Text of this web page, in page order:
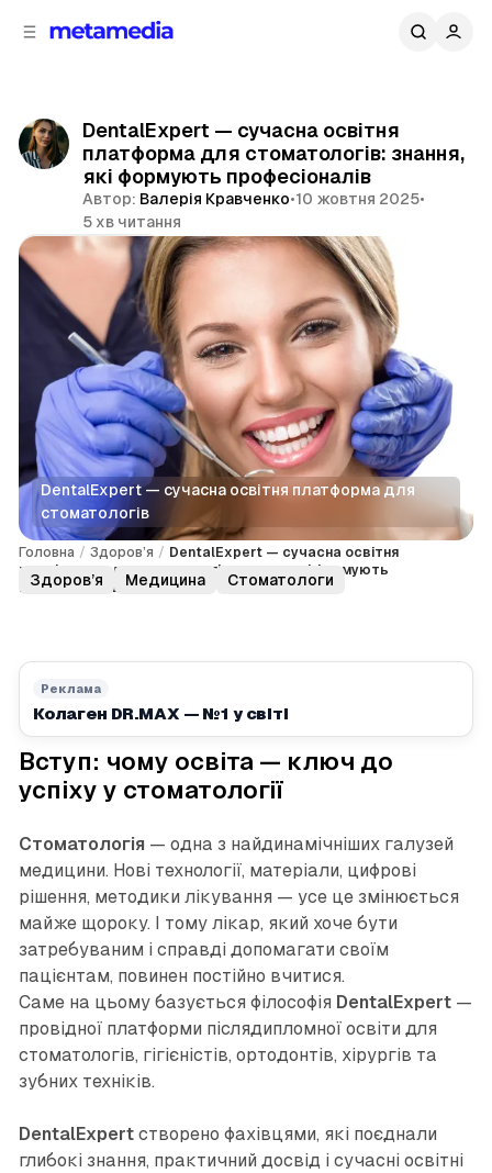
DentalExpert — сучасна освітня
платформа для стоматологів: знання,
які формують професіоналів
Автор: Валерія Кравченко•10 жовтня 2025•
5 хв читання
Поділитися
DentalExpert — сучасна освітня платформа для
стоматологів
Головна / Здоров’я / DentalExpert — сучасна освітня
платформа для стоматологів: знання, які формують
професіоналів
Реклама
Колаген DR.MAX — №1 у світі
Здоров’я Медицина Стоматологи
Вступ: чому освіта — ключ до
успіху у стоматології
Стоматологія — одна з найдинамічніших галузей
медицини. Нові технології, матеріали, цифрові
рішення, методики лікування — усе це змінюється
майже щороку. І тому лікар, який хоче бути
затребуваним і справді допомагати своїм
пацієнтам, повинен постійно вчитися.
Саме на цьому базується філософія DentalExpert—
провідної платформи післядипломної освіти для
стоматологів, гігієністів, ортодонтів, хірургів та
зубних техніків.
DentalExpertстворено фахівцями, які поєднали
глибокі знання, практичний досвід і сучасні освітні